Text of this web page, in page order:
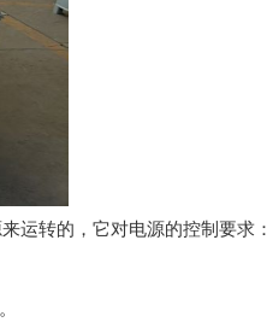
运转的，它对电源的控制要求：